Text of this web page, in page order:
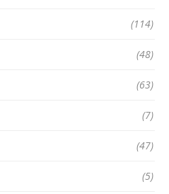
(114)
(48)
(63)
(7)
(47)
(5)